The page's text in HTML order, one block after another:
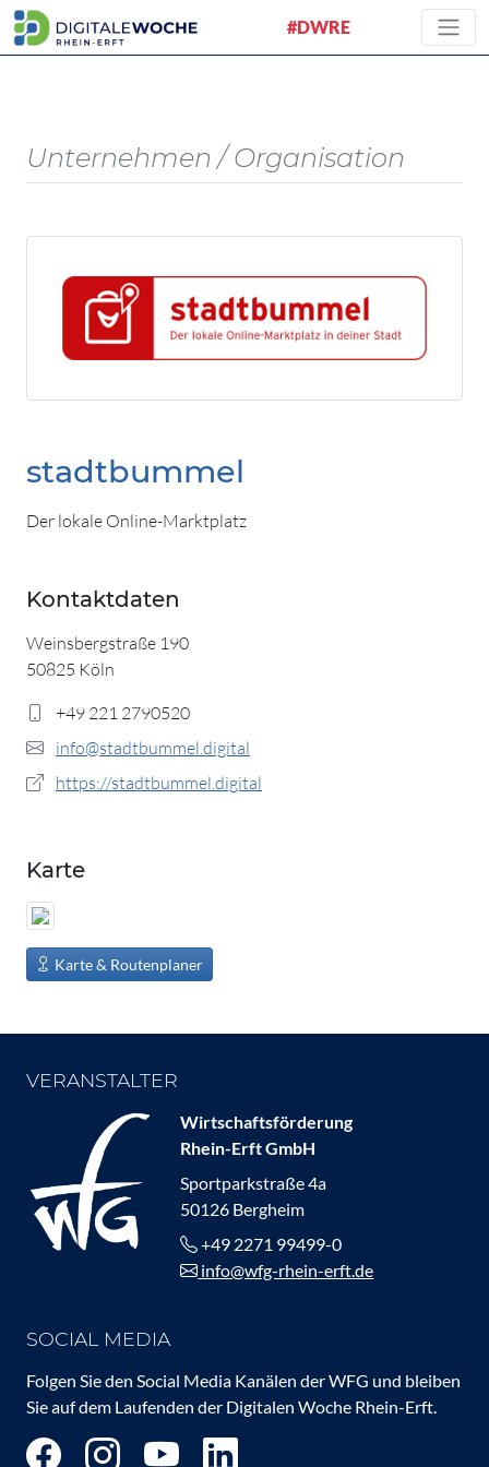
#DWRE
Unternehmen / Organisation
stadtbummel
Der lokale Online-Marktplatz
Kontaktdaten
Weinsbergstraße 190
50825 Köln
+49 221 2790520
info@stadtbummel.digital
https://stadtbummel.digital
Karte
Karte & Routenplaner
VERANSTALTER
Wirtschaftsförderung
Rhein-Erft GmbH
Sportparkstraße 4a
50126 Bergheim
+49 2271 99499-0
info@wfg-rhein-erft.de
SOCIAL MEDIA
Folgen Sie den Social Media Kanälen der WFG und bleiben
Sie auf dem Laufenden der Digitalen Woche Rhein-Erft.